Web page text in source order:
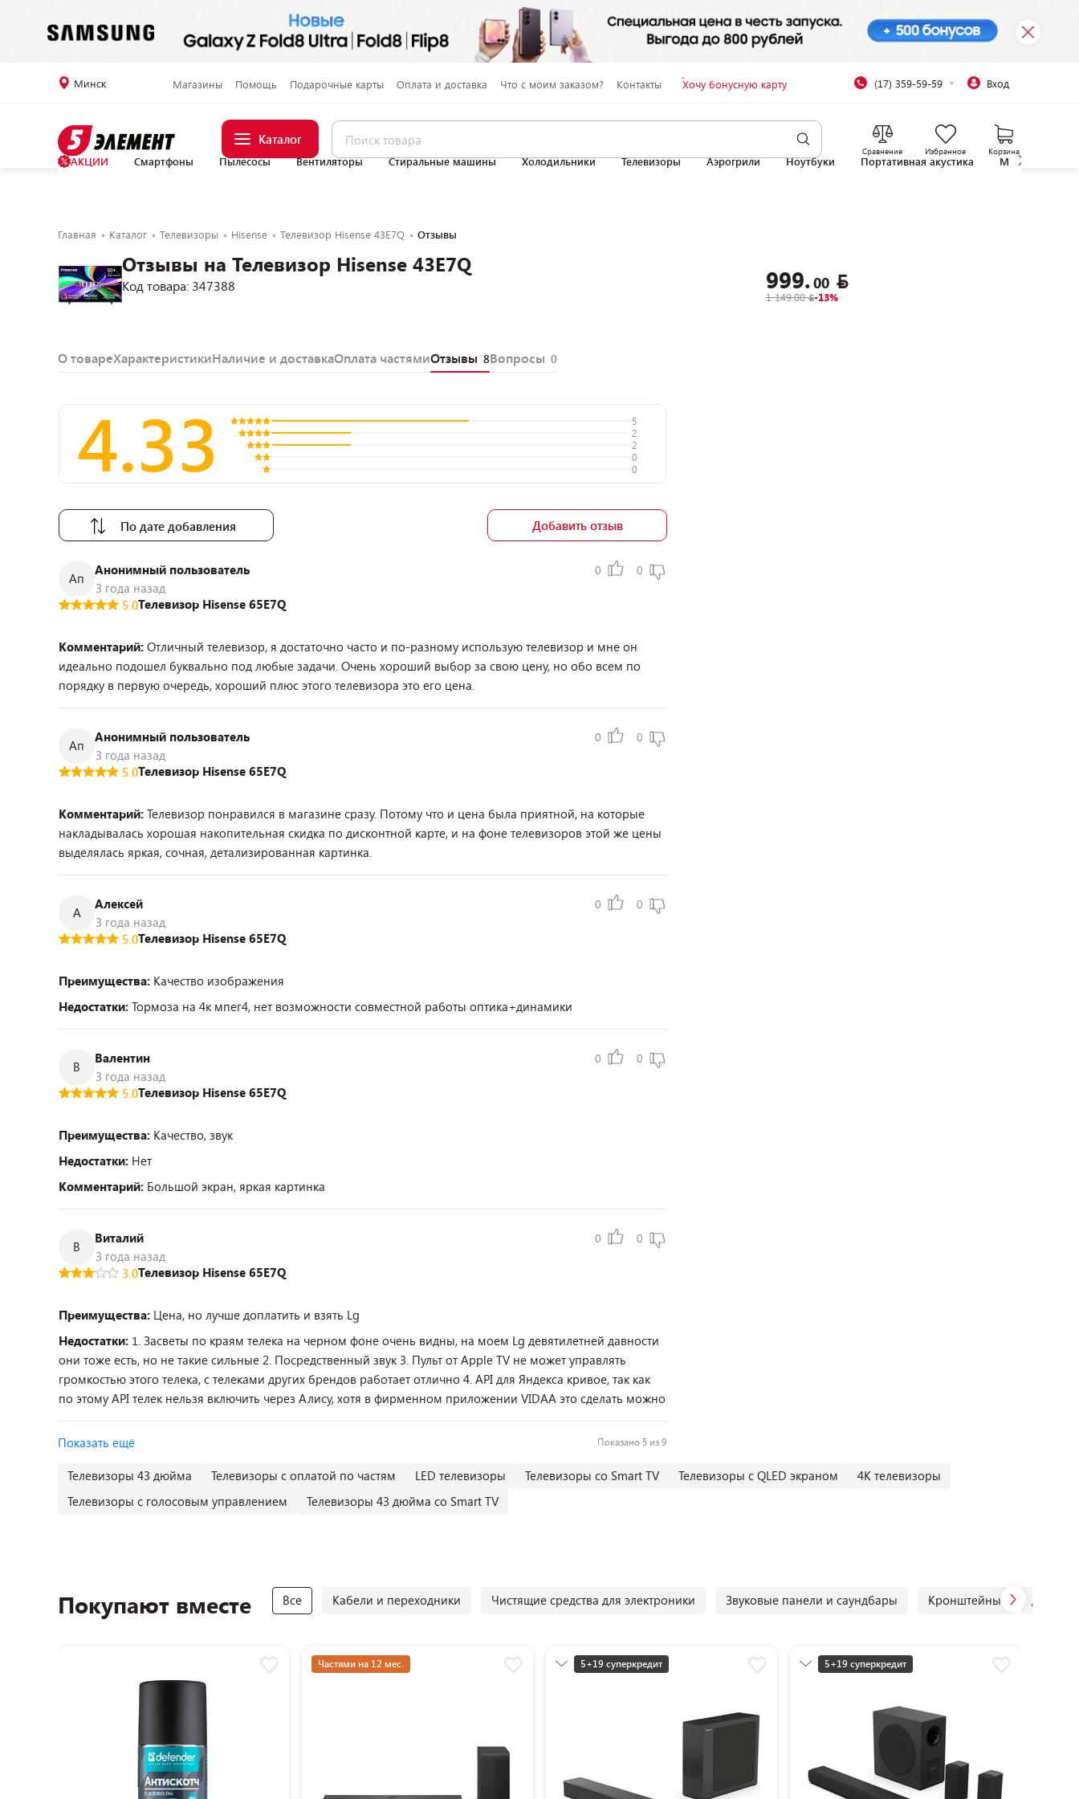
Минск Магазины Помощь Подарочные карты Оплата и доставка Что с моим заказом? Контакты Хочу бонусную карту (17) 359-59-59 Вход
Каталог
Сравнение Избранное Корзина
АКЦИИ Смартфоны Пылесосы Вентиляторы Стиральные машины Холодильники Телевизоры Аэрогрили Ноутбуки Портативная акустика
Главная Каталог Телевизоры Hisense Телевизор Hisense 43E7Q Отзывы
Отзывы на Телевизор Hisense 43E7Q
Код товара: 347388 999.00
1 149.00 -13%
О товареХарактеристикиНаличие и доставкаОплата частямиОтзывы 8Вопросы 0
4.33
5
2
2
0
0
По дате добавления Добавить отзыв
Ап
Анонимный пользователь
3 года назад
0 0
5.0Телевизор Hisense 65E7Q
Комментарий: Отличный телевизор, я достаточно часто и по-разному использую телевизор и мне он
идеально подошел буквально под любые задачи. Очень хороший выбор за свою цену, но обо всем по
порядку в первую очередь, хороший плюс этого телевизора это его цена.
Ап
Анонимный пользователь
3 года назад
0 0
5.0Телевизор Hisense 65E7Q
Комментарий: Телевизор понравился в магазине сразу. Потому что и цена была приятной, на которые
накладывалась хорошая накопительная скидка по дисконтной карте, и на фоне телевизоров этой же цены
выделялась яркая, сочная, детализированная картинка.
А
Алексей
3 года назад
0 0
5.0Телевизор Hisense 65E7Q
Преимущества: Качество изображения
Недостатки: Тормоза на 4к мпег4, нет возможности совместной работы оптика+динамики
В
Валентин
3 года назад
0 0
5.0Телевизор Hisense 65E7Q
Преимущества: Качество, звук
Недостатки: Нет
Комментарий: Большой экран, яркая картинка
В
Виталий
3 года назад
0 0
3.0Телевизор Hisense 65E7Q
Преимущества: Цена, но лучше доплатить и взять Lg
Недостатки: 1. Засветы по краям телека на черном фоне очень видны, на моем Lg девятилетней давности
они тоже есть, но не такие сильные 2. Посредственный звук 3. Пульт от Apple TV не может управлять
громкостью этого телека, с телеками других брендов работает отлично 4. API для Яндекса кривое, так как
по этому API телек нельзя включить через Алису, хотя в фирменном приложении VIDAA это сделать можно
Показать ещё Показано 5 из 9
Телевизоры 43 дюйма Телевизоры с оплатой по частям LED телевизоры Телевизоры со Smart TV Телевизоры с QLED экраном
4К телевизоры
Телевизоры с голосовым управлением
Телевизоры 43 дюйма со Smart TV
Покупают вместе Все Кабели и переходники Чистящие средства для электроники Звуковые панели и саундбары Кронштейны
Частями на 12 мес.
5+19 суперкредит
5+19 суперкредит